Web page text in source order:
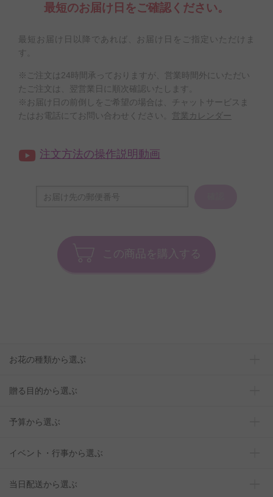
最短のお届け日をご確認ください。
最短お届け日以降であれば、お届け日をご指定いただけま
す。
※ご注文は24時間承っておりますが、営業時間外にいただい
たご注文は、翌営業日に順次確認いたします。
※お届け日の前倒しをご希望の場合は、チャットサービスま
たはお電話にてお問い合わせください。
営業カレンダー
注文方法の操作説明動画
この商品を購入する
お花の種類から選ぶ
贈る目的から選ぶ
予算から選ぶ
イベント・行事から選ぶ
当日配送から選ぶ